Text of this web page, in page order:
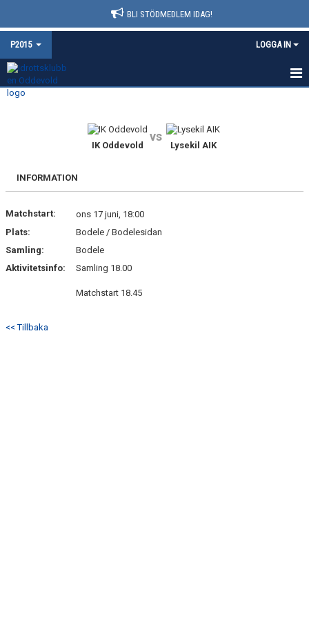
BLI STÖDMEDLEM IDAG!
P2015 LOGGA IN
HEM
MATCHER
TRUPPEN
BILDGALLERI
IK Oddevold
vs
Lysekil AIK
INFORMATION
Matchstart:
ons 17 juni, 18:00
Plats:
Bodele / Bodelesidan
Samling:
Bodele
Aktivitetsinfo:
Samling 18.00
Matchstart 18.45
<< Tillbaka